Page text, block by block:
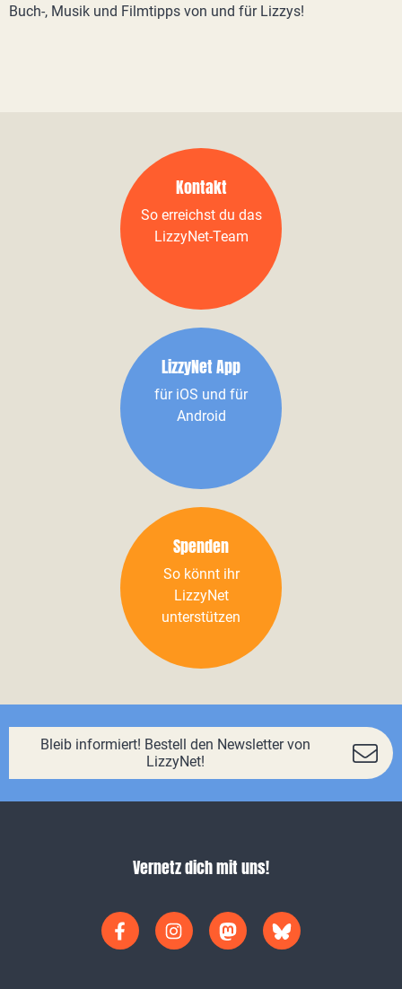
Buch-, Musik und Filmtipps von und für Lizzys!
Kontakt
So erreichst du das
LizzyNet-Team
LizzyNet App
für iOS und für
Android
Spenden
So könnt ihr
LizzyNet
unterstützen
Bleib informiert! Bestell den Newsletter von
LizzyNet!
Vernetz dich mit uns!